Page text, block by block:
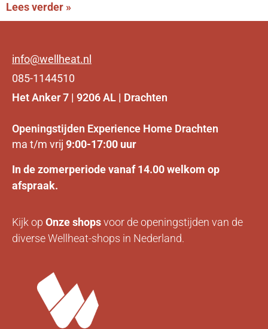
Lees verder »
info@wellheat.nl
085-1144510
Het Anker 7 | 9206 AL | Drachten
Openingstijden Experience Home Drachten
ma t/m vrij 9:00-17:00 uur
In de zomerperiode vanaf 14.00 welkom op
afspraak.
Kijk op Onzeshopsvoor de openingstijden van de
diverse Wellheat-shops in Nederland.